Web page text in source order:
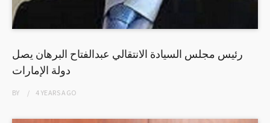
رئيس مجلس السيادة الانتقالي عبدالفتاح البرهان يصل
دولة الإمارات
BY 4 YEARSAGO